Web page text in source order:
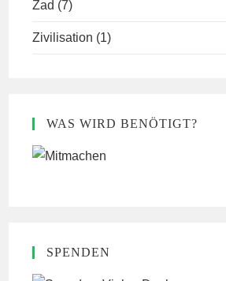
Zad (7)
Zivilisation (1)
WAS WIRD BENÖTIGT?
SPENDEN